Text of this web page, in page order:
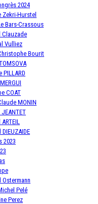
2024
Zekri-Hurstel
Bars-Crassous
Clauzade
Vulliez
Bourit
PILLARD
COAT
MONIN
2023
Ostermann
Pelé
Perez